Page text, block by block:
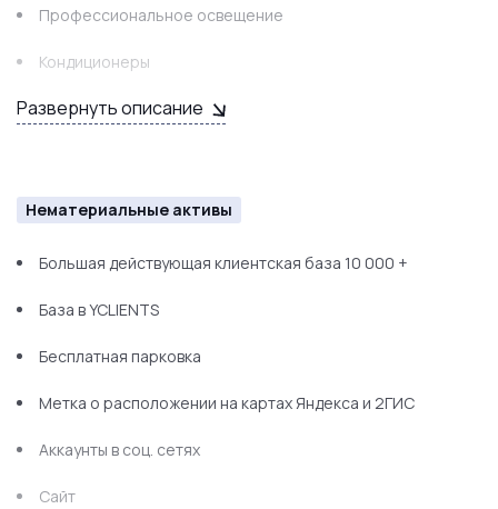
Профессиональное освещение
Кондиционеры
Охранная сигнализация
Кухонная бытовая техника
Развернуть описание
Нематериальные активы
Большая действующая клиентская база 10 000 +
База в YCLIENTS
Бесплатная парковка
Метка о расположении на картах Яндекса и 2ГИС
Аккаунты в соц. сетях
Сайт